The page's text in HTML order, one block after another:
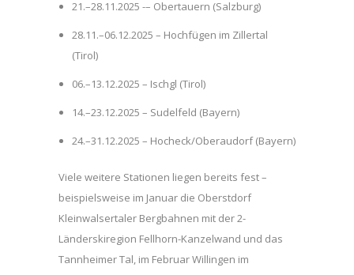
21.–28.11.2025 -– Obertauern (Salzburg)
28.11.–06.12.2025 – Hochfügen im Zillertal
(Tirol)
06.–13.12.2025 – Ischgl (Tirol)
14.–23.12.2025 – Sudelfeld (Bayern)
24.–31.12.2025 – Hocheck/Oberaudorf (Bayern)
Viele weitere Stationen liegen bereits fest –
beispielsweise im Januar die Oberstdorf
Kleinwalsertaler Bergbahnen mit der 2-
Länderskiregion Fellhorn-Kanzelwand und das
Tannheimer Tal, im Februar Willingen im